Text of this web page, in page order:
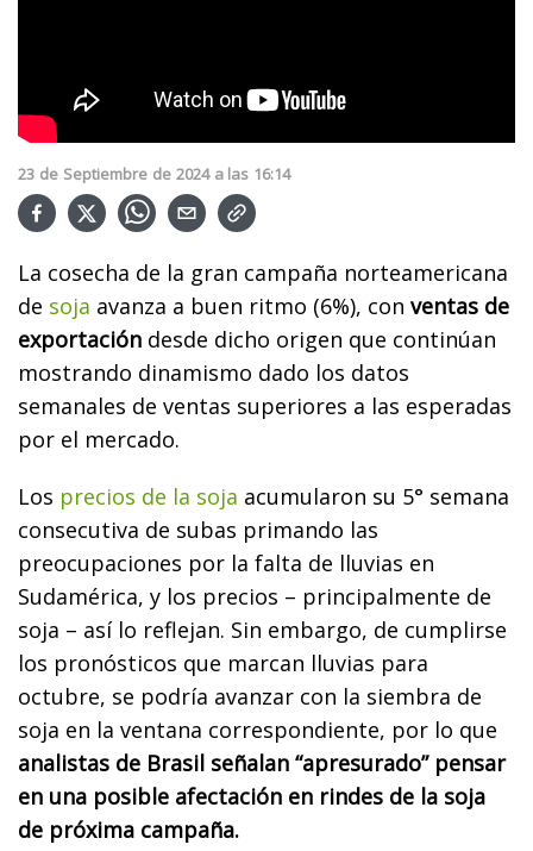
23 de Septiembre de 2024 a las 16:14
La cosecha de la gran campaña norteamericana
de soja avanza a buen ritmo (6%), con ventas de
exportación desde dicho origen que continúan
mostrando dinamismo dado los datos
semanales de ventas superiores a las esperadas
por el mercado.
Los precios de la soja acumularon su 5° semana
consecutiva de subas primando las
preocupaciones por la falta de lluvias en
Sudamérica, y los precios – principalmente de
soja – así lo reflejan. Sin embargo, de cumplirse
los pronósticos que marcan lluvias para
octubre, se podría avanzar con la siembra de
soja en la ventana correspondiente, por lo que
analistas de Brasil señalan “apresurado” pensar
en una posible afectación en rindes de la soja
de próxima campaña.